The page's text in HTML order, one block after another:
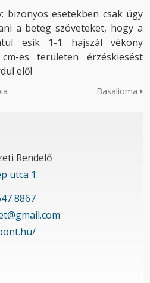
bizonyos esetekben csak úgy
a beteg szöveteket, hogy a
esik 1-1 hajszál vékony
es területen érzéskiesést
elő!
Basalioma
Rendelő
utca 1.
8867